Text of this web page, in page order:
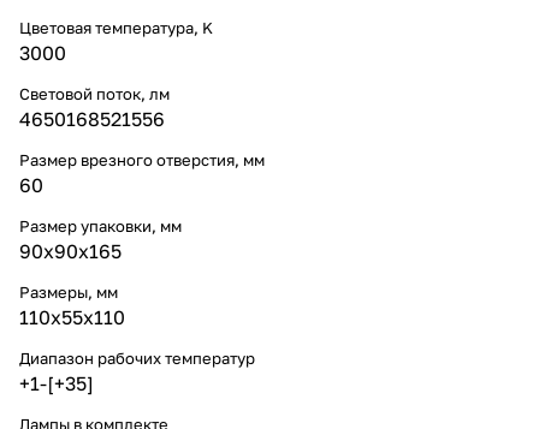
Цветовая температура, K
3000
Световой поток, лм
4650168521556
Размер врезного отверстия, мм
60
Размер упаковки, мм
90x90x165
Размеры, мм
110x55x110
Диапазон рабочих температур
+1-[+35]
Лампы в комплекте